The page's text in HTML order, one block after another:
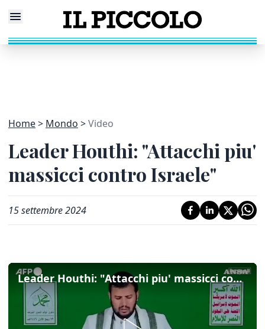
Home Mondo Video
Leader Houthi: "Attacchi piu'
massicci contro Israele"
15 settembre 2024
Leader Houthi: "Attacchi piu' massicci contro Israele"